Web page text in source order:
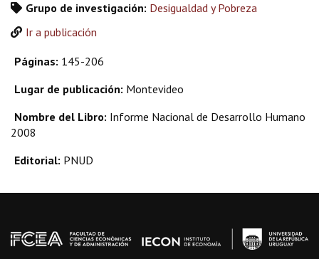
Grupo de investigación: Desigualdad y Pobreza
Ir a publicación
Páginas: 145-206
Lugar de publicación: Montevideo
Nombre del Libro: Informe Nacional de Desarrollo Humano
2008
Editorial: PNUD